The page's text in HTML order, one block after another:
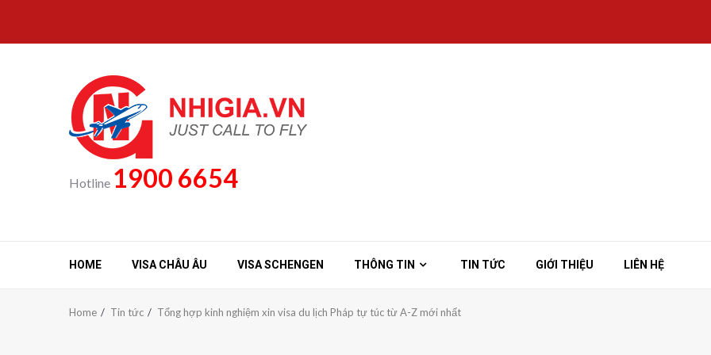
content
Hotline 1900 6654
HOME VISA CHÂU ÂU VISA SCHENGEN THÔNG TIN TIN TỨC GIỚI THIỆU LIÊN HỆ
Home Tin tức Tổng hợp kinh nghiệm xin visa du lịch Pháp tự túc từ A-Z mới nhất